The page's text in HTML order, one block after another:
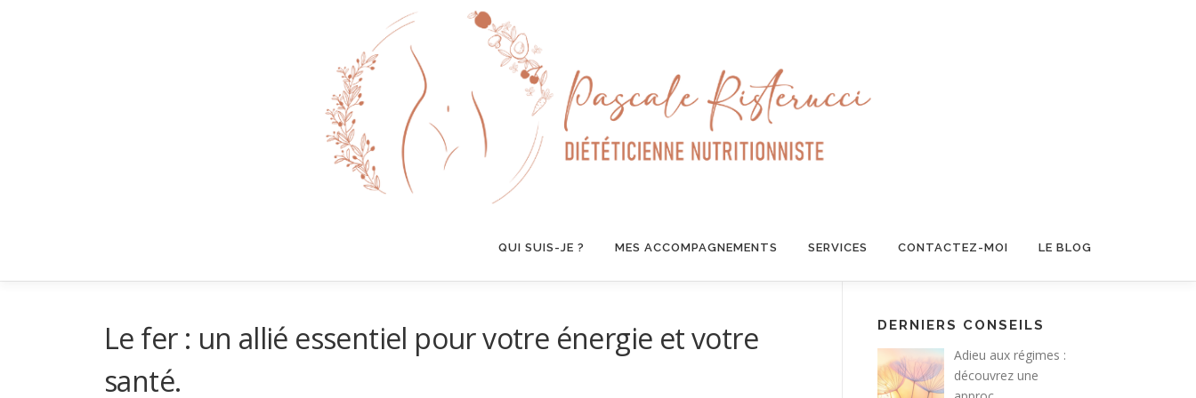
QUI SUIS-JE ? MES ACCOMPAGNEMENTS SERVICES CONTACTEZ-MOI LE BLOG
Le fer : un allié essentiel pour votre énergie et votre
santé.
DERNIERS CONSEILS
Adieu aux régimes :
découvrez une